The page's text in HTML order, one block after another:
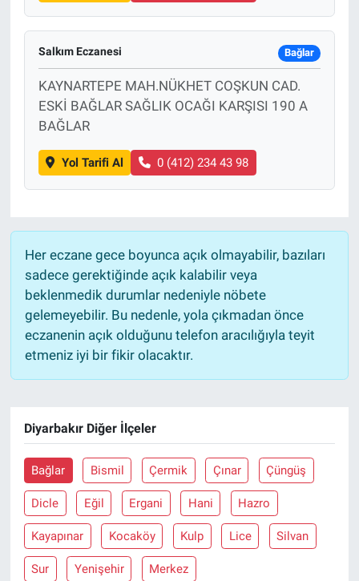
Salkım Eczanesi Bağlar
KAYNARTEPE MAH.NÜKHET COŞKUN CAD.
ESKİ BAĞLAR SAĞLIK OCAĞI KARŞISI 190 A
BAĞLAR
Yol Tarifi Al 0 (412) 234 43 98
Her eczane gece boyunca açık olmayabilir, bazıları
sadece gerektiğinde açık kalabilir veya
beklenmedik durumlar nedeniyle nöbete
gelemeyebilir. Bu nedenle, yola çıkmadan önce
eczanenin açık olduğunu telefon aracılığıyla teyit
etmeniz iyi bir fikir olacaktır.
Diyarbakır Diğer İlçeler
Bağlar Bismil Çermik Çınar Çüngüş
Dicle Eğil Ergani Hani Hazro
Kayapınar Kocaköy Kulp Lice Silvan
Sur Yenişehir Merkez